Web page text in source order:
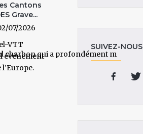
charbon qui a profondément m
Cantons
Grave...
07/2026
VTT
événement
SUIVEZ-NOUS